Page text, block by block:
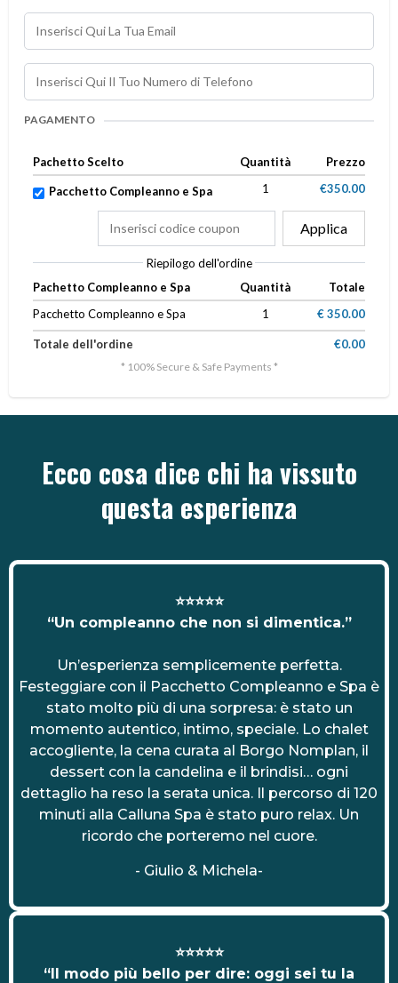
PAGAMENTO
Pachetto Scelto Quantità Prezzo
Pacchetto Compleanno e Spa 1 €350.00
Applica
Riepilogo dell'ordine
Pachetto Compleanno e Spa
Quantità
Totale
Pacchetto Compleanno e Spa
1 € 350.00
Totale dell'ordine €0.00
* 100% Secure & Safe Payments *
Ecco cosa dice chi ha vissuto
questa esperienza
⭐⭐⭐⭐⭐
“Un compleanno che non si dimentica.”
Un’esperienza semplicemente perfetta.
Festeggiare con il Pacchetto Compleanno e Spa è
stato molto più di una sorpresa: è stato un
momento autentico, intimo, speciale. Lo chalet
accogliente, la cena curata al Borgo Nomplan, il
dessert con la candelina e il brindisi… ogni
dettaglio ha reso la serata unica. Il percorso di 120
minuti alla Calluna Spa è stato puro relax. Un
ricordo che porteremo nel cuore.
- Giulio & Michela-
⭐⭐⭐⭐⭐
“Il modo più bello per dire: oggi sei tu la